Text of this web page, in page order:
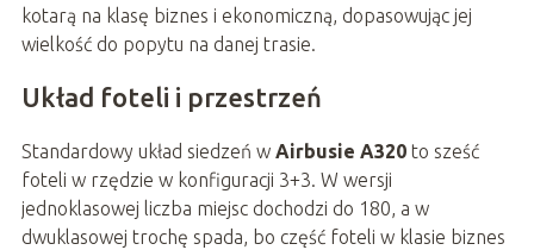
kotarą na klasę biznes i ekonomiczną, dopasowując jej
wielkość do popytu na danej trasie.
Układ foteli i przestrzeń
Standardowy układ siedzeń w Airbusie A320to sześć
foteli w rzędzie w konfiguracji 3+3. W wersji
jednoklasowej liczba miejsc dochodzi do 180, a w
dwuklasowej trochę spada, bo część foteli w klasie biznes